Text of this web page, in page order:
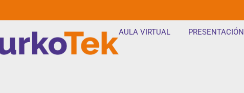
AULA VIRTUAL PRESENTACIÓN